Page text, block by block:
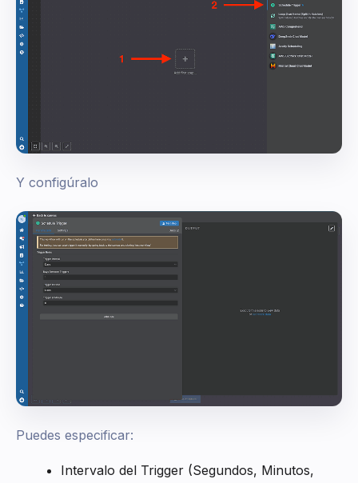
Y configúralo
Puedes especificar:
Intervalo del Trigger (Segundos, Minutos,